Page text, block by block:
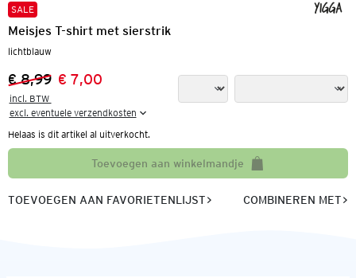
SALE
Meisjes T-shirt met sierstrik
lichtblauw
Vorige prijs:
€ 8,99
Nieuwe prijs:
€ 7,00
incl. BTW
excl. eventuele verzendkosten
Helaas is dit artikel al uitverkocht.
Toevoegen aan winkelmandje
TOEVOEGEN AAN FAVORIETENLIJST COMBINEREN MET